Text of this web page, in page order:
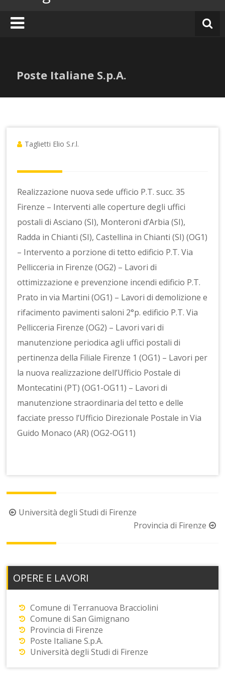
content
Poste Italiane S.p.A.
Taglietti Elio S.r.l.
Realizzazione nuova sede ufficio P.T. succ. 35
Firenze – Interventi alle coperture degli uffici
postali di Asciano (SI), Monteroni d’Arbia (SI),
Radda in Chianti (SI), Castellina in Chianti (SI) (OG1)
– Intervento a porzione di tetto edificio P.T. Via
Pellicceria in Firenze (OG2) – Lavori di
ottimizzazione e prevenzione incendi edificio P.T.
Prato in via Martini (OG1) – Lavori di demolizione e
rifacimento pavimenti saloni 2°p. edificio P.T. Via
Pellicceria Firenze (OG2) – Lavori vari di
manutenzione periodica agli uffici postali di
pertinenza della Filiale Firenze 1 (OG1) – Lavori per
la nuova realizzazione dell’Ufficio Postale di
Montecatini (PT) (OG1-OG11) – Lavori di
manutenzione straordinaria del tetto e delle
facciate presso l’Ufficio Direzionale Postale in Via
Guido Monaco (AR) (OG2-OG11)
PostUniversità degli Studi di Firenze
Provincia di Firenze
OPERE E LAVORI
Comune di Terranuova Bracciolini
Comune di San Gimignano
Provincia di Firenze
Poste Italiane S.p.A.
Università degli Studi di Firenze